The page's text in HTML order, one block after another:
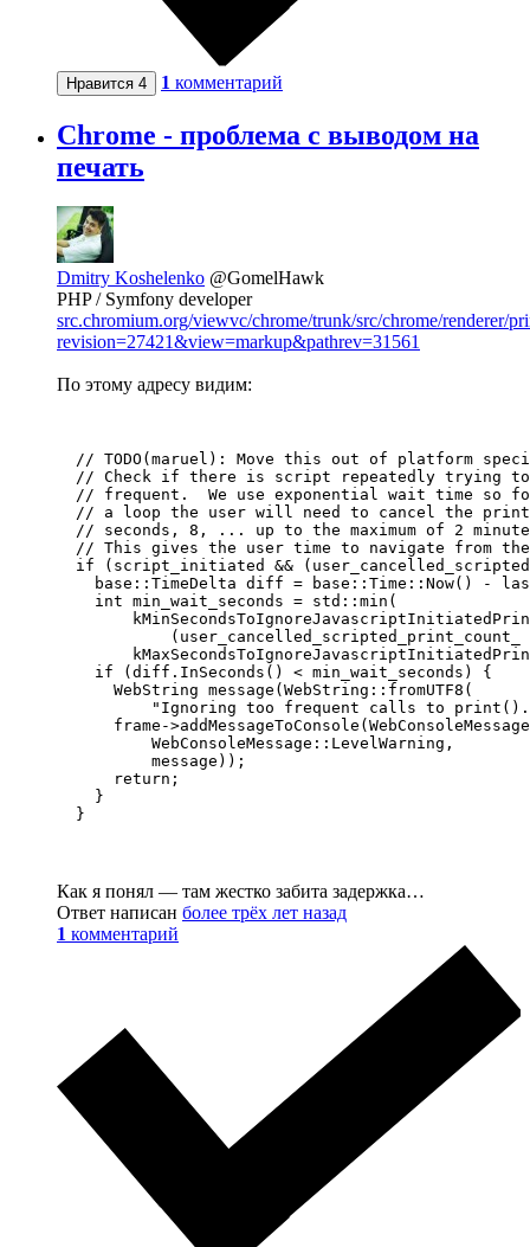
Нравится 4 1 комментарий
Chrome - проблема с выводом на
печать
Dmitry Koshelenko @GomelHawk
PHP / Symfony developer
src.chromium.org/viewvc/chrome/trunk/src/chrome/renderer/
revision=27421&view=markup&pathrev=31561
По этому адресу видим:
// TODO(maruel): Move this out of platform
// Check if there is script repeatedly trying
// frequent.  We use exponential wait time so
// a loop the user will need to cancel the
// seconds, 8, ... up to the maximum of 2
// This gives the user time to navigate from
if (script_initiated &&
base::TimeDelta diff = base::Time::Now() -
    int min_wait_seconds = std::min(
(user_cancelled_scripted_print_count_
    if (diff.InSeconds() < min_wait_seconds) {
      WebString message(WebString::fromUTF8(
"Ignoring too frequent calls to
frame-
          WebConsoleMessage::LevelWarning,
          message));
      return;
    }
Как я понял — там жестко забита задержка…
Ответ написан более трёх лет назад
1 комментарий